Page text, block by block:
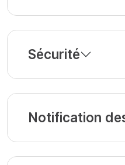
Sécurité
Notification